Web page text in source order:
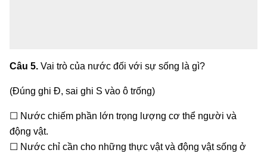
Câu 5. Vai trò của nước đối với sự sống là gì?
(Đúng ghi Đ, sai ghi S vào ô trống)
☐ Nước chiếm phần lớn trọng lượng cơ thể người và
động vật.
☐ Nước chỉ cần cho những thực vật và động vật sống ở